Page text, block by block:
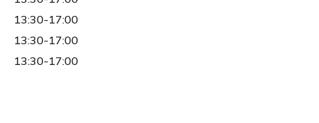
13:30-17:00
13:30-17:00
13:30-17:00